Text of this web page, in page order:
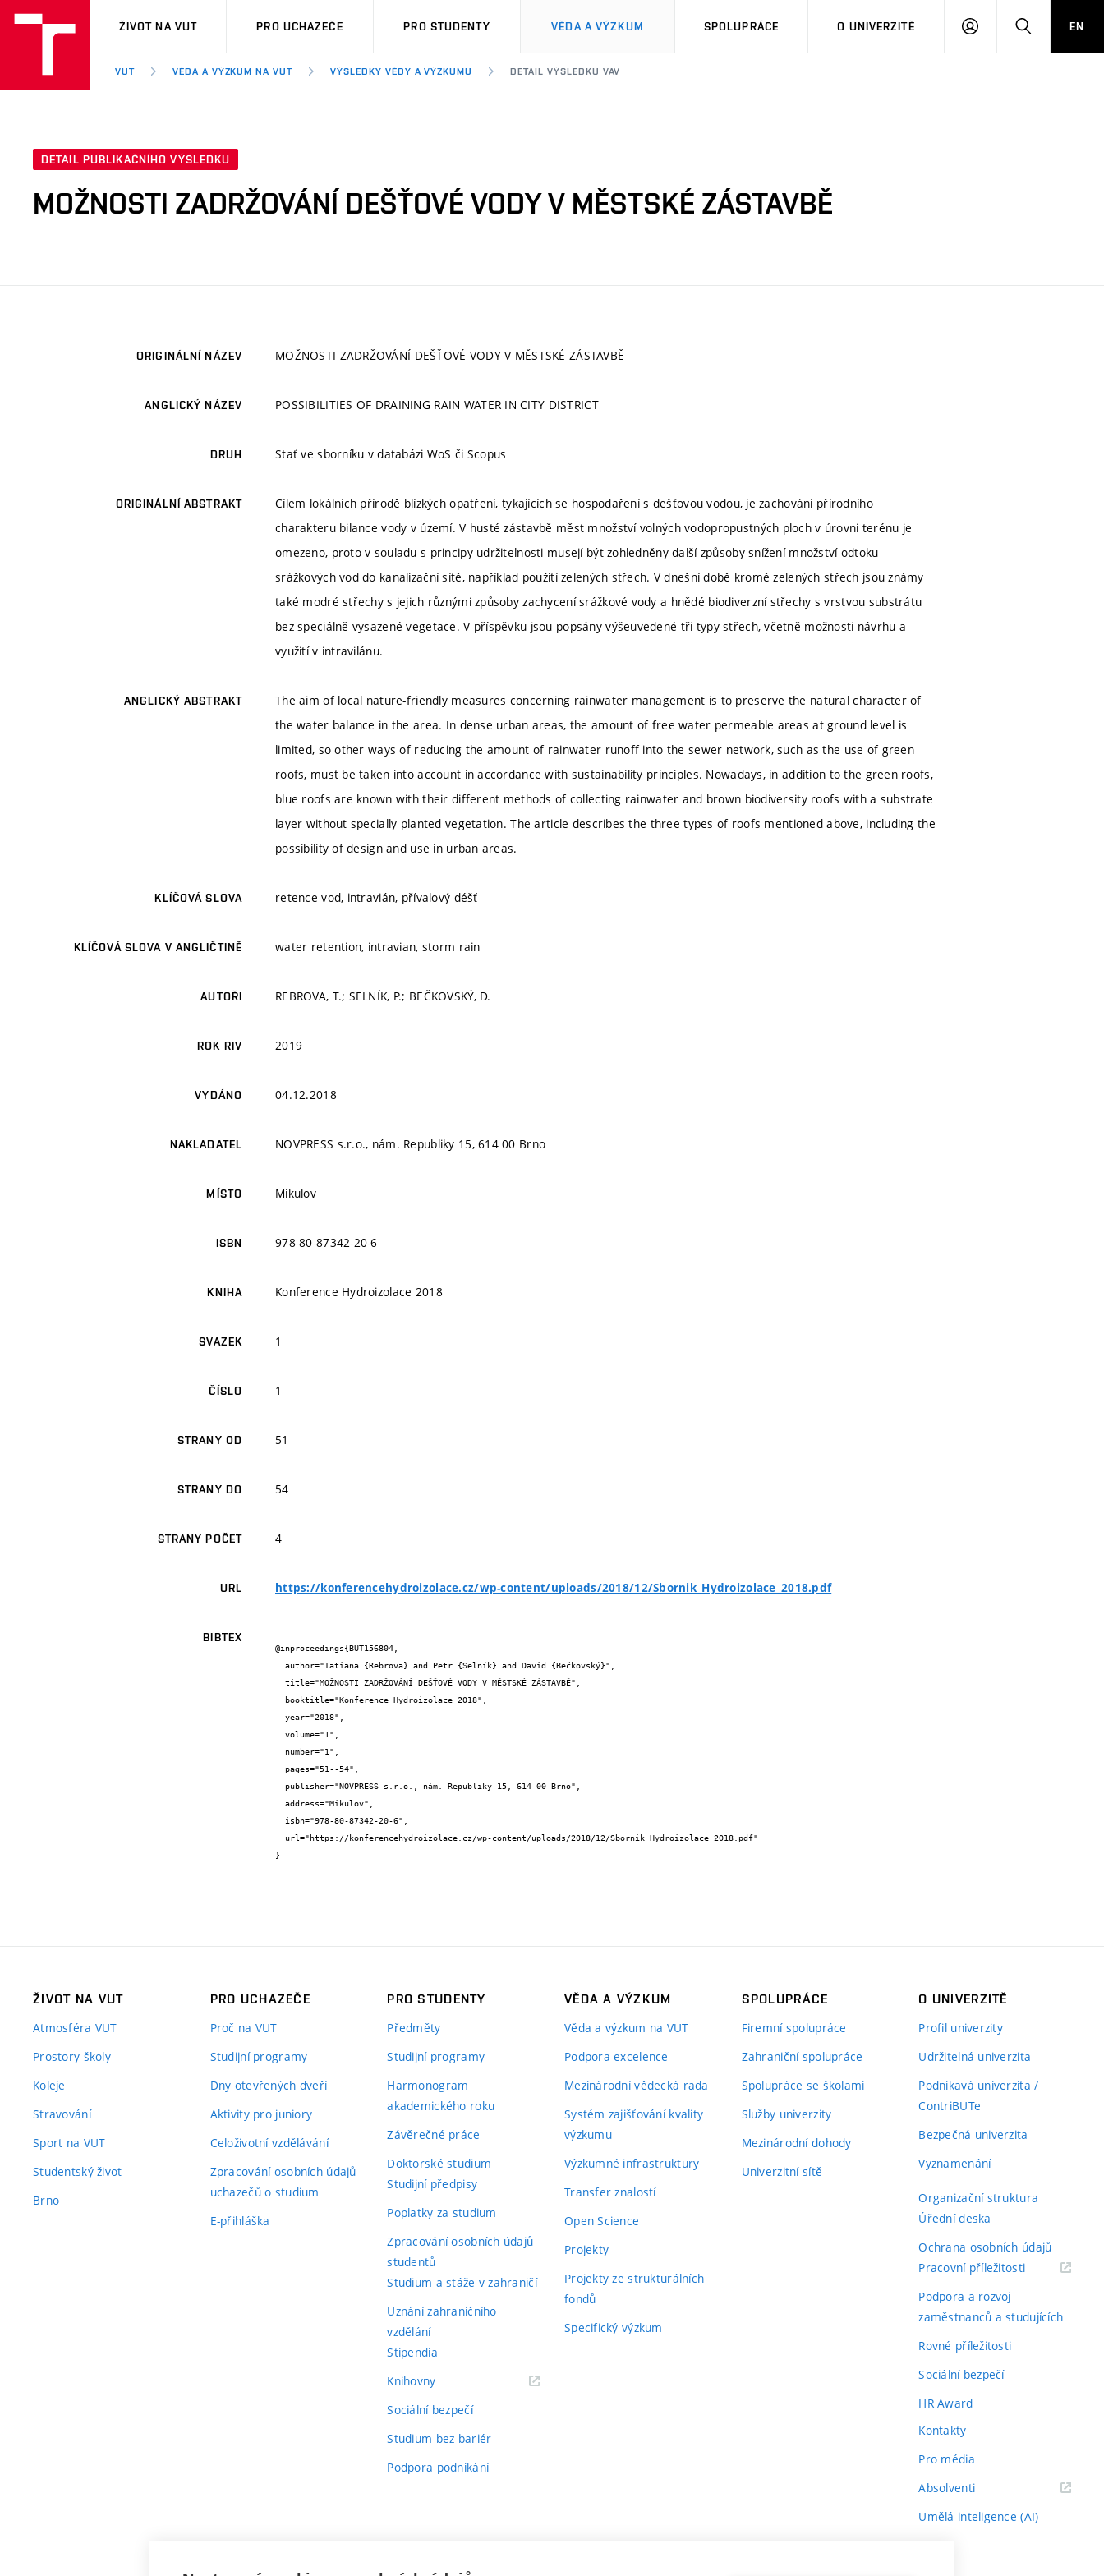
VUT
ŽIVOT NA VUT PRO UCHAZEČE PRO STUDENTY VĚDA A VÝZKUM SPOLUPRÁCE O UNIVERZITĚ
PŘIHLÁSIT HLEDATEN
VUT VĚDA A VÝZKUM NA VUT VÝSLEDKY VĚDY A VÝZKUMU DETAIL VÝSLEDKU VAV
DETAIL PUBLIKAČNÍHO VÝSLEDKU
MOŽNOSTI ZADRŽOVÁNÍ DEŠŤOVÉ VODY V MĚSTSKÉ ZÁSTAVBĚ
ORIGINÁLNÍ NÁZEV MOŽNOSTI ZADRŽOVÁNÍ DEŠŤOVÉ VODY V MĚSTSKÉ ZÁSTAVBĚ
ANGLICKÝ NÁZEV POSSIBILITIES OF DRAINING RAIN WATER IN CITY DISTRICT
DRUH Stať ve sborníku v databázi WoS či Scopus
ORIGINÁLNÍ ABSTRAKT
Cílem lokálních přírodě blízkých opatření, tykajících se hospodaření s dešťovou vodou, je zachování přírodního
charakteru bilance vody v území. V husté zástavbě měst množství volných vodopropustných ploch v úrovni terénu je
omezeno, proto v souladu s principy udržitelnosti musejí být zohledněny další způsoby snížení množství odtoku
srážkových vod do kanalizační sítě, například použití zelených střech. V dnešní době kromě zelených střech jsou známy
také modré střechy s jejich různými způsoby zachycení srážkové vody a hnědé biodiverzní střechy s vrstvou substrátu
bez speciálně vysazené vegetace. V příspěvku jsou popsány výšeuvedené tři typy střech, včetně možnosti návrhu a
využití v intravilánu.
ANGLICKÝ ABSTRAKT
The aim of local nature-friendly measures concerning rainwater management is to preserve the natural character of
the water balance in the area. In dense urban areas, the amount of free water permeable areas at ground level is
limited, so other ways of reducing the amount of rainwater runoff into the sewer network, such as the use of green
roofs, must be taken into account in accordance with sustainability principles. Nowadays, in addition to the green roofs,
blue roofs are known with their different methods of collecting rainwater and brown biodiversity roofs with a substrate
layer without specially planted vegetation. The article describes the three types of roofs mentioned above, including the
possibility of design and use in urban areas.
KLÍČOVÁ SLOVA retence vod, intravián, přívalový déšť
KLÍČOVÁ SLOVA V ANGLIČTINĚ water retention, intravian, storm rain
AUTOŘI REBROVA, T.; SELNÍK, P.; BEČKOVSKÝ, D.
ROK RIV 2019
VYDÁNO 04.12.2018
NAKLADATEL NOVPRESS s.r.o., nám. Republiky 15, 614 00 Brno
MÍSTO Mikulov
ISBN 978-80-87342-20-6
KNIHA Konference Hydroizolace 2018
SVAZEK 1
ČÍSLO 1
STRANY OD 51
STRANY DO 54
STRANY POČET 4
URL https://konferencehydroizolace.cz/wp-content/uploads/2018/12/Sbornik_Hydroizolace_2018.pdf
BIBTEX
@inproceedings{BUT156804,
}
ŽIVOT NA VUT
Atmosféra VUT
Prostory školy
Koleje
Stravování
Sport na VUT
Studentský život
Brno
PRO UCHAZEČE
Proč na VUT
Studijní programy
Dny otevřených dveří
Aktivity pro juniory
Celoživotní vzdělávání
Zpracování osobních údajů
uchazečů o studium
E-přihláška
PRO STUDENTY
Předměty
Studijní programy
Harmonogram
akademického roku
Závěrečné práce
Doktorské studium
Studijní předpisy
Poplatky za studium
Zpracování osobních údajů
studentů
Studium a stáže v zahraničí
Uznání zahraničního
vzdělání
Stipendia
Knihovny(externí
Sociální bezpečí
Studium bez bariér
Podpora podnikání
VĚDA A VÝZKUM
Věda a výzkum na VUT
Podpora excelence
Mezinárodní vědecká rada
Systém zajišťování kvality
výzkumu
Výzkumné infrastruktury
Transfer znalostí
Open Science
Projekty
Projekty ze strukturálních
fondů
Specifický výzkum
SPOLUPRÁCE
Firemní spolupráce
Zahraniční spolupráce
Spolupráce se školami
Služby univerzity
Mezinárodní dohody
Univerzitní sítě
O UNIVERZITĚ
Profil univerzity
Udržitelná univerzita
Podnikavá univerzita /
ContriBUTe
Bezpečná univerzita
Vyznamenání
Organizační struktura
Úřední deska
Ochrana osobních údajů
Pracovní příležitosti(externí
Podpora a rozvoj
zaměstnanců a studujících
Rovné příležitosti
Sociální bezpečí
HR Award
Kontakty
Pro média
Absolventi(externí
Umělá inteligence (AI)